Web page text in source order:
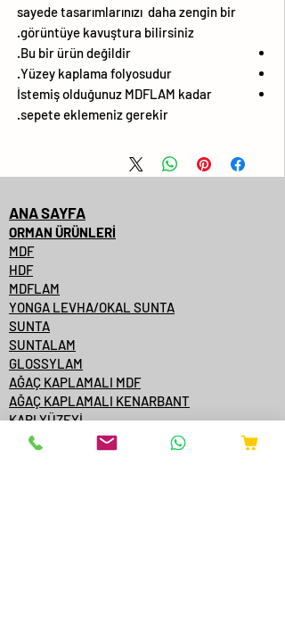
sayede tasarımlarınızı daha zengin bir
görüntüye kavuştura bilirsiniz.
Bu bir ürün değildir.
Yüzey kaplama folyosudur.
İstemiş olduğunuz MDFLAM kadar
sepete eklemeniz gerekir.
ANA SAYFA
ORMAN ÜRÜNLERİ
MDF
HDF
MDFLAM
YONGA LEVHA/OKAL SUNTA
SUNTA
SUNTALAM
GLOSSYLAM
AĞAÇ KAPLAMALI MDF
AĞAÇ KAPLAMALI KENARBANT
KAPI YÜZEYİ
KONTRPLAK